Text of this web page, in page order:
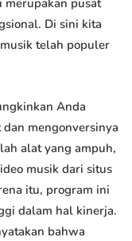
merupakan pusat
Di sini kita
telah populer
Anda
mengonversinya
alat yang ampuh,
musik dari situs
itu, program ini
dalam hal kinerja.
bahwa